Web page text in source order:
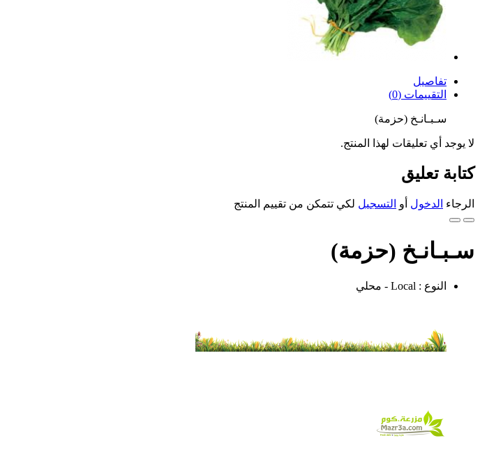
تفاصيل
التقييمات (0)
سـبـانـخ (حزمة)
لا يوجد أي تعليقات لهذا المنتج.
كتابة تعليق
الرجاء الدخول أو التسجيل لكي تتمكن من تقييم المنتج
سـبـانـخ (حزمة)
النوع : Local - محلي